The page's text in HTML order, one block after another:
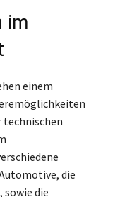
im
einem
technischen
die
die